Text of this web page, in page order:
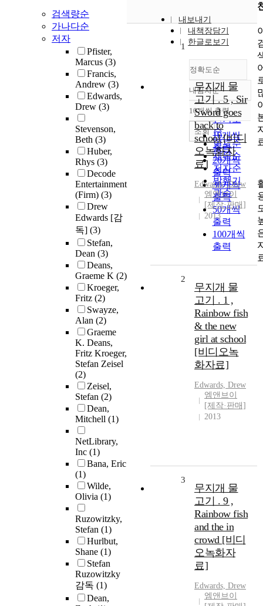
검색량순
가나다순
저자
Pfister,
Marcus (3)
Francis,
Andrew (3)
Edwards,
Drew (3)
Stevenson,
Beth (3)
Huber,
Rhys (3)
Decode
Entertainment
(Firm) (3)
Drew
Edwards [감
독] (3)
Stefan,
Dean (3)
Deans,
Graeme K (2)
Kroeger,
Fritz (2)
Swayze,
Alan (2)
Graeme
K. Deans,
Fritz Kroeger,
Stefan Zeisel
(2)
Zeisel,
Stefan (2)
Dean,
Mitchell (1)
NetLibrary,
Inc (1)
Bana, Eric
(1)
Wilde,
Olivia (1)
Ruzowitzky,
Stefan (1)
Hurlbut,
Shane (1)
Stefan
Ruzowitzky
감독 (1)
Dean,
내보내기
내책장담기
한글로보기
정확도순
정확도
순
인기도
순
연도순
제목순
저자순
발행기
관순
내림차순
내림차순
10개씩 출력
10개씩
출력
20개씩
출력
30개씩
출력
50개씩
출력
100개씩
출력
조회
1
무지개 물
고기 . 5 , Sir
Sword goes
back to
school [비디
오녹화자
료]
Edwards, Drew
엠앤브이
[제작·판매]
2013
2
무지개 물
고기 . 1 ,
Rainbow fish
& the new
girl at school
[비디오녹
화자료]
Edwards, Drew
엠앤브이
[제작·판매]
2013
3
무지개 물
고기 . 9 ,
Rainbow fish
and the in
crowd [비디
오녹화자
료]
Edwards, Drew
엠앤브이